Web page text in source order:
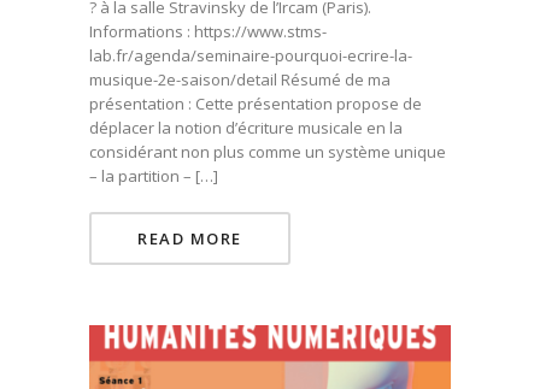
? à la salle Stravinsky de l’Ircam (Paris).
Informations : https://www.stms-
lab.fr/agenda/seminaire-pourquoi-ecrire-la-
musique-2e-saison/detail Résumé de ma
présentation : Cette présentation propose de
déplacer la notion d’écriture musicale en la
considérant non plus comme un système unique
– la partition – […]
READ MORE